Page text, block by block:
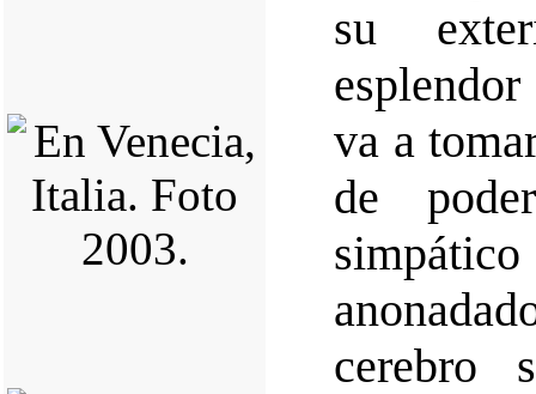
su
va a
de
cerebro